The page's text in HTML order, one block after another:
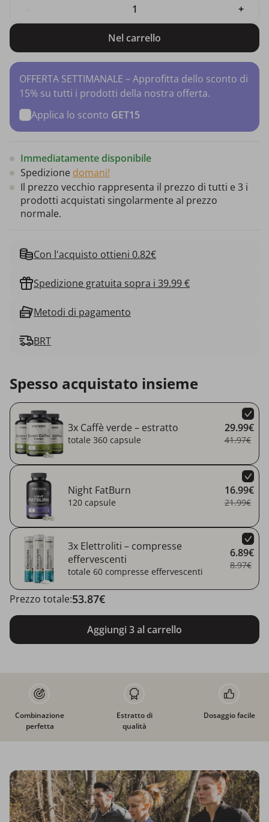
+
Nel carrello
OFFERTA SETTIMANALE – Approfitta dello sconto di
15% su tutti i prodotti della nostra offerta.
Applica lo sconto GET15
Immediatamente disponibile
Spedizione domani!
Il prezzo vecchio rappresenta il prezzo di tutti e 3 i
prodotti acquistati singolarmente al prezzo
normale.
Con l'acquisto ottieni 0.82€
Spedizione gratuita sopra i 39.99 €
Metodi di pagamento
BRT
Spesso acquistato insieme
3x Caffè verde – estratto
totale 360 capsule
29.99€
41.97€
Night FatBurn
120 capsule
16.99€
21.99€
3x Elettroliti – compresse
effervescenti
totale 60 compresse effervescenti
6.89€
8.97€
Aggiungi 3 al carrello
Prezzo totale:53.87€
Combinazione
perfetta
Estratto di
qualità
Dosaggio facile